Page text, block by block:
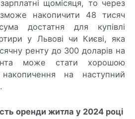
щомісяця, то через
накопичити 48 тисяч
достатня для купівлі
у Львові чи Києві, яка
ренту до 300 доларів на
може стати хорошою
на наступний
оренди житла у 2024 році